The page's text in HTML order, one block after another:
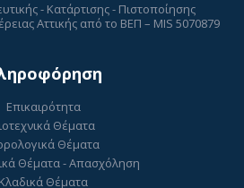
- Κατάρτισης - Πιστοποίησης
Αττικής από το ΒΕΠ – MIS 5070879
Επικαιρότητα
Θέματα
Θέματα
Θέματα - Απασχόληση
Κλαδικά Θέματα